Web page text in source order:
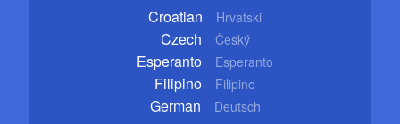
Croatian Hrvatski
Czech Český
Esperanto Esperanto
Filipino Filipino
German Deutsch